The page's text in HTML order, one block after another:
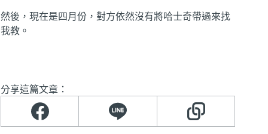
然後，現在是四月份，對方依然沒有將哈士奇帶過來找
我教。
分享這篇文章：